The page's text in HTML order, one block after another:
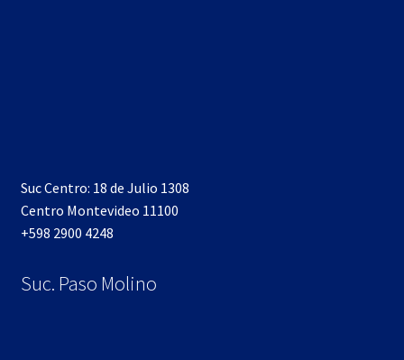
Suc Centro: 18 de Julio 1308
Centro Montevideo 11100
+598 2900 4248
Suc. Paso Molino